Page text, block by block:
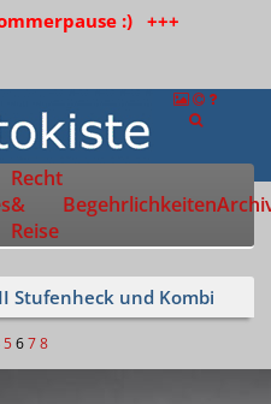
:) +++
Recht
&
Reise
Begehrlichkeiten
Stufenheck und Kombi
5 6 7 8